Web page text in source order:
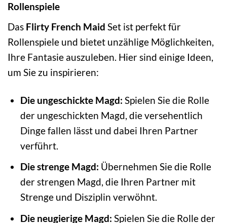
Rollenspiele
Das Flirty French Maid Set ist perfekt für
Rollenspiele und bietet unzählige Möglichkeiten,
Ihre Fantasie auszuleben. Hier sind einige Ideen,
um Sie zu inspirieren:
Die ungeschickte Magd: Spielen Sie die Rolle
der ungeschickten Magd, die versehentlich
Dinge fallen lässt und dabei Ihren Partner
verführt.
Die strenge Magd: Übernehmen Sie die Rolle
der strengen Magd, die Ihren Partner mit
Strenge und Disziplin verwöhnt.
Die neugierige Magd: Spielen Sie die Rolle der